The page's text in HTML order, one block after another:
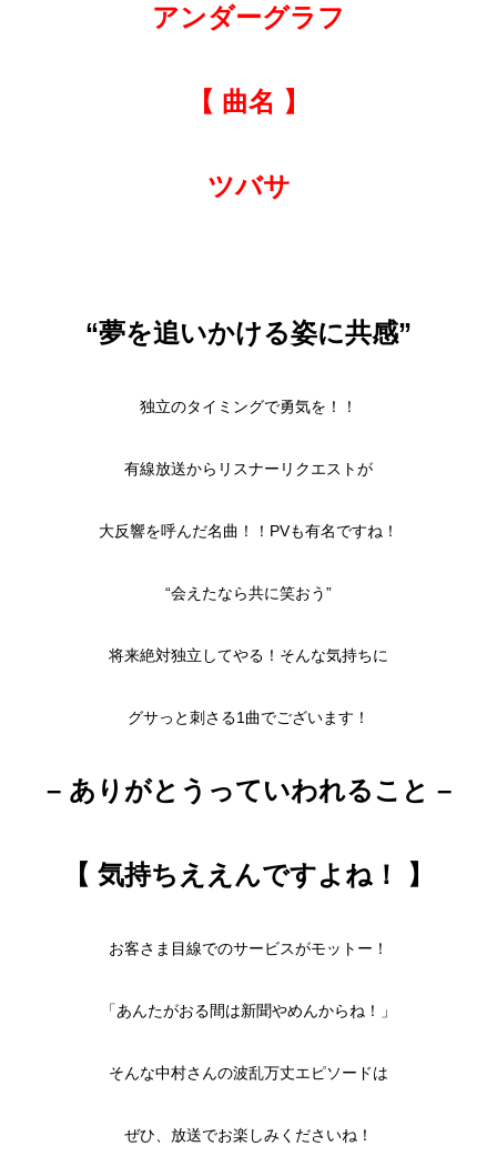
アンダーグラフ
【 曲名 】
ツバサ
“夢を追いかける姿に共感”
独立のタイミングで勇気を！！
有線放送からリスナーリクエストが
大反響を呼んだ名曲！！PVも有名ですね！
“会えたなら共に笑おう”
将来絶対独立してやる！そんな気持ちに
グサっと刺さる1曲でございます！
– ありがとうっていわれること –
【 気持ちええんですよね！ 】
お客さま目線でのサービスがモットー！
「あんたがおる間は新聞やめんからね！」
そんな中村さんの波乱万丈エピソードは
ぜひ、放送でお楽しみくださいね！